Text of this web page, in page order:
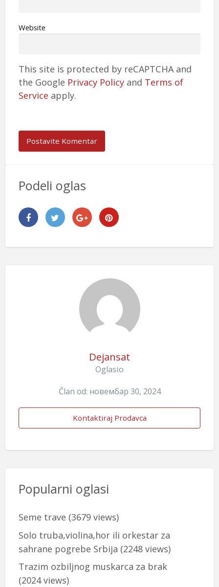
Website
This site is protected by reCAPTCHA and
the Google Privacy Policyand Terms of
Service apply.
Podeli oglas
Dejansat
Oglasio
Član od: новембар 30, 2024
Kontaktiraj Prodavca
Popularni oglasi
Seme trave (3679 views)
Solo truba,violina,hor ili orkestar za
sahrane pogrebe Srbija (2248 views)
Trazim ozbiljnog muskarca za brak
(2024 views)